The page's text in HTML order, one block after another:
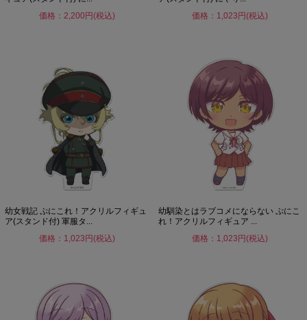
価格：2,200円(税込)
価格：1,023円(税込)
幼女戦記 ぷにこれ！アクリルフィギュ
ア(スタンド付) 軍服タ...
価格：1,023円(税込)
幼馴染とはラブコメにならない ぷにこ
れ！アクリルフィギュア ...
価格：1,023円(税込)